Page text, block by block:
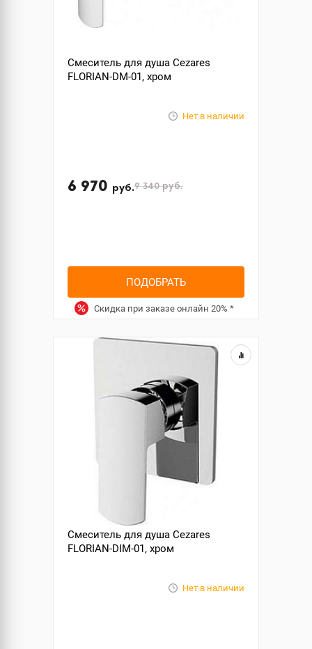
Смеситель для душа Cezares
FLORIAN-DM-01, хром
Нет в наличии
6 970 руб.9 340руб.
ПОДОБРАТЬ
Скидка при заказе онлайн 20% *
Смеситель для душа Cezares
FLORIAN-DIM-01, хром
Нет в наличии